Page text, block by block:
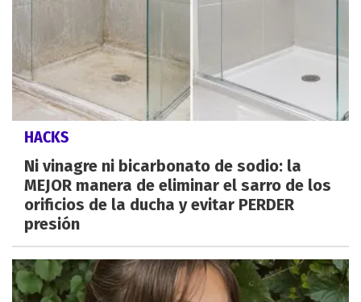
HACKS
Ni vinagre ni bicarbonato de sodio: la
MEJOR manera de eliminar el sarro de los
orificios de la ducha y evitar PERDER
presión